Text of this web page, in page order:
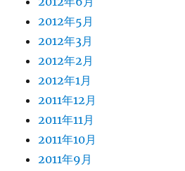
2012年5月
2012年3月
2012年2月
2012年1月
2011年12月
2011年11月
2011年10月
2011年9月